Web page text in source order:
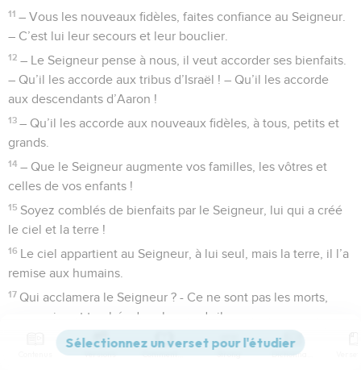
11 – Vous les nouveaux fidèles, faites confiance au Seigneur.
– C’est lui leur secours et leur bouclier.
12 – Le Seigneur pense à nous, il veut accorder ses bienfaits.
– Qu’il les accorde aux tribus d’Israël ! – Qu’il les accorde
aux descendants d’Aaron !
13 – Qu’il les accorde aux nouveaux fidèles, à tous, petits et
grands.
14 – Que le Seigneur augmente vos familles, les vôtres et
celles de vos enfants !
15 Soyez comblés de bienfaits par le Seigneur, lui qui a créé
le ciel et la terre !
16 Le ciel appartient au Seigneur, à lui seul, mais la terre, il l’a
remise aux humains.
17 Qui acclamera le Seigneur ? - Ce ne sont pas les morts,
ceux qui sont tombés dans le grand silence.
Mais nous, nous voulons dire merci au Seigneur, dès
maintenant et pour toujours. Alléluia, vive le Seigneur !
Versions Commentaires Strong